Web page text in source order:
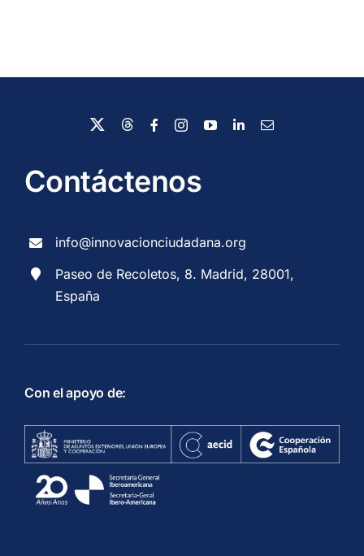
Contáctenos
info@innovacionciudadana.org
Paseo de Recoletos, 8. Madrid, 28001,
España
Con el apoyo de: